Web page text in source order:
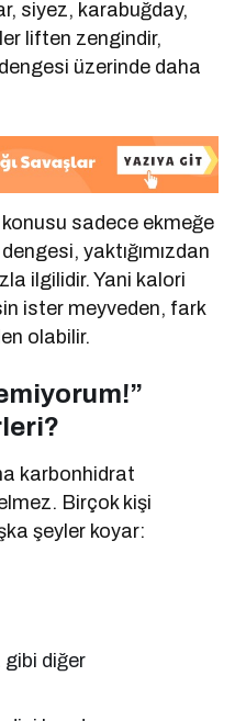
siyez, karabuğday,
liften zengindir,
üzerinde daha
sadece ekmeğe
yaktığımızdan
ilgilidir. Yani kalori
ister meyveden, fark
olabilir.
karbonhidrat
Birçok kişi
şeyler koyar:
diğer